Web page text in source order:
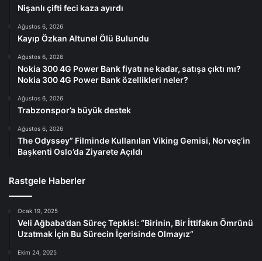
Nişanlı çifti feci kaza ayırdı
Ağustos 6, 2026
Kayıp Özkan Altunel Ölü Bulundu
Ağustos 6, 2026
Nokia 300 4G Power Bank fiyatı ne kadar, satışa çıktı mı?
Nokia 300 4G Power Bank özellikleri neler?
Ağustos 6, 2026
Trabzonspor’a büyük destek
Ağustos 6, 2026
The Odyssey” Filminde Kullanılan Viking Gemisi, Norveç’in
Başkenti Oslo’da Ziyarete Açıldı
Rastgele Haberler
Ocak 19, 2025
Veli Ağbaba’dan Süreç Tepkisi: “Birinin, Bir İttifakın Ömrünü
Uzatmak İçin Bu Sürecin İçerisinde Olmayız”
Ekim 24, 2025